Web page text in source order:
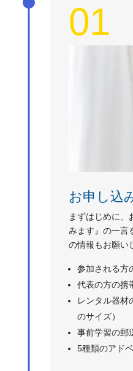
01
お申し込
まずはじめに、
みます』の一言
の情報もお願い
参加される方
代表の方の携
レンタル器材
のサイズ）
事前学習の郵
5種類のアド